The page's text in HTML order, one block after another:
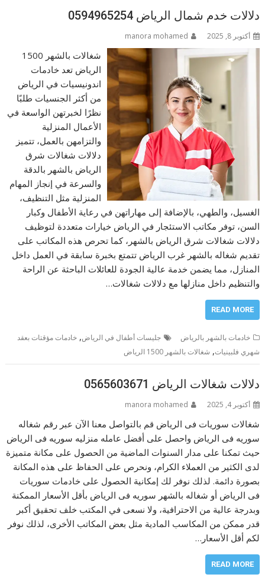
دلالات خدم شمال الرياض 0594965254
أكتوبر 8, 2025 manora mohamed
شغالات بالشهر 1500
الرياض تعد خادمات
اندونيسيات في الرياض
من أكثر الجنسيات طلبًا
نظرًا لخبرتهن الواسعة في
الأعمال المنزلية
والتزامهن بالعمل، تتميز
دلالات شغالات شرق
الرياض بالشهر بالدقة
والسرعة في إنجاز المهام
المنزلية مثل التنظيف،
الغسيل، والطهي، بالإضافة إلى مهاراتهن في رعاية الأطفال وكبار
السن، توفر مكاتب الاستئجار في الرياض خيارات متعددة لتوظيف
دلالات شغالات شرق الرياض بالشهر، كما تحرص هذه المكاتب على
تقديم شغاله بالشهر غرب الرياض تتمتع بخبرة سابقة في العمل داخل
المنازل، مما يضمن خدمة عالية الجودة للعائلات الباحثة عن الراحة
والتنظيم داخل منازلها مع دلالات شغالات…
READ MORE
خادمات بالشهر بالرياض جليسات أطفال في الرياض,خادمات مؤقتات بعقد
شهري فلبينيات, شغالات بالشهر 1500 الرياض
دلالات شغالات الرياض 0565603671
أكتوبر 4, 2025 manora mohamed
شغالات سوريات فى الرياض قم بالتواصل معنا الآن عبر رقم شغاله
سوريه فى الرياض واحصل على أفضل عامله منزليه سوريه فى الرياض
حيث تمكنا على مدار السنوات الماضية من الحصول على مكانة متميزة
لدى الكثير من العملاء الكرام، ونحرص على الحفاظ على هذه المكانة
بصورة دائمة. لذلك نوفر لك إمكانية الحصول على خادمات سوريات
فى الرياض أو شغاله بالشهر سوريه فى الرياض بأقل الأسعار الممكنة
وبدرجة عالية من الاحترافية، ولا نسعى في المكتب خلف تحقيق أكبر
قدر ممكن من المكاسب المادية مثل بعض المكاتب الأخرى، لذلك نوفر
لكم أقل الأسعار…
READ MORE